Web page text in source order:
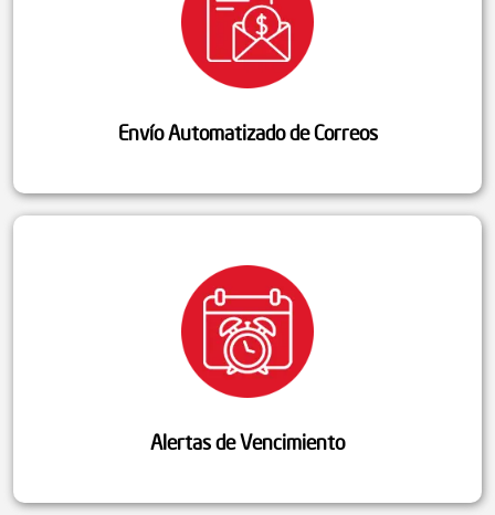
Envío Automatizado de Correos
Alertas de Vencimiento